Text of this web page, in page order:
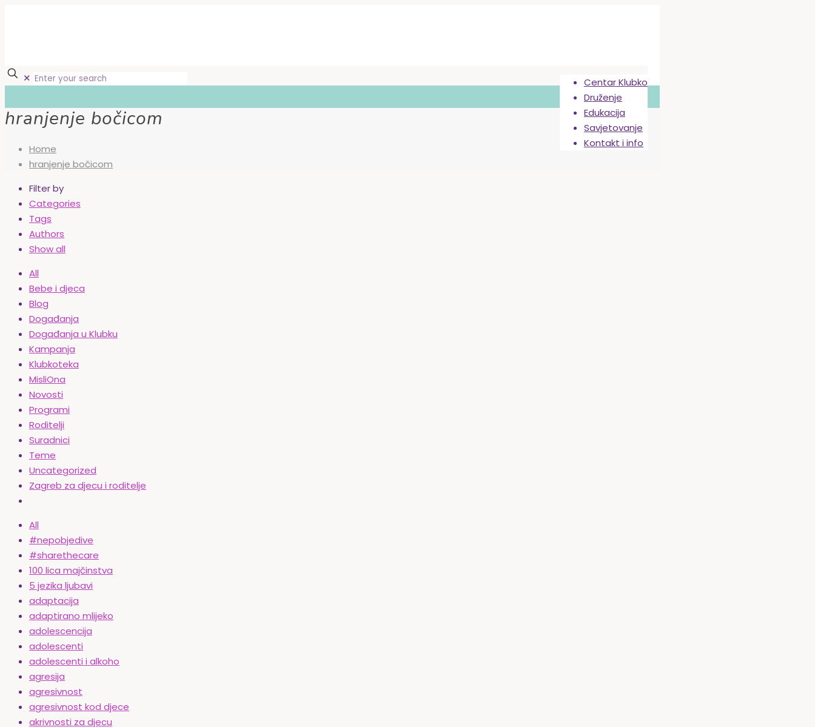
Centar Klubko
Druženje
Edukacija
Savjetovanje
Kontakt i info
✕
hranjenje bočicom
Home
hranjenje bočicom
Filter by
Categories
Tags
Authors
Show all
All
Bebe i djeca
Blog
Događanja
Događanja u Klubku
Kampanja
Klubkoteka
MisliOna
Novosti
Programi
Roditelji
Suradnici
Teme
Uncategorized
Zagreb za djecu i roditelje
All
#nepobjedive
#sharethecare
100 lica majčinstva
5 jezika ljubavi
adaptacija
adaptirano mlijeko
adolescencija
adolescenti
adolescenti i alkoho
agresija
agresivnost
agresivnost kod djece
akrivnosti za djecu